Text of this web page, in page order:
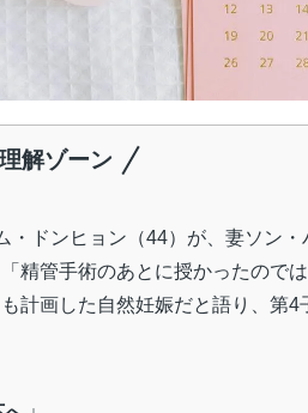
解ゾーン
ドンヒョン（44）が、妻ソン・
精管手術のあとに授かったので
計画した自然妊娠だと語り、第4